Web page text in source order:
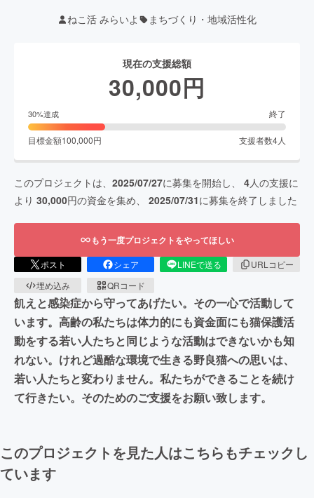
ねこ活 みらいよ まちづくり・地域活性化
現在の支援総額
30,000円
30%達成 終了
目標金額100,000円 支援者数4人
このプロジェクトは、 2025/07/27に募集を開始し、 4人の支援に
より 30,000円の資金を集め、 2025/07/31に募集を終了しました
もう一度プロジェクトをやってほしい
ポスト シェア LINEで送る
URLコピー
埋め込み
QRコード
飢えと感染症から守ってあげたい。その一心で活動して
います。高齢の私たちは体力的にも資金面にも猫保護活
動をする若い人たちと同じような活動はできないかも知
れない。けれど過酷な環境で生きる野良猫への思いは、
若い人たちと変わりません。私たちができることを続け
て行きたい。そのためのご支援をお願い致します。
このプロジェクトを見た人はこちらもチェックし
ています